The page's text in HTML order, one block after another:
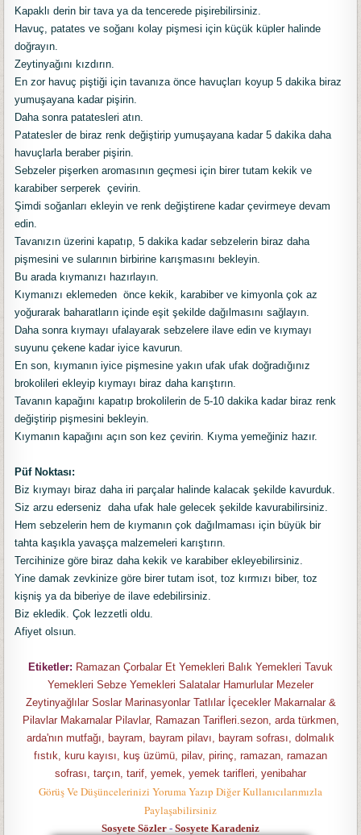
Kapaklı derin bir tava ya da tencerede pişirebilirsiniz.
Havuç, patates ve soğanı kolay pişmesi için küçük küpler halinde
doğrayın.
Zeytinyağını kızdırın.
En zor havuç piştiği için tavanıza önce havuçları koyup 5 dakika biraz
yumuşayana kadar pişirin.
Daha sonra patatesleri atın.
Patatesler de biraz renk değiştirip yumuşayana kadar 5 dakika daha
havuçlarla beraber pişirin.
Sebzeler pişerken aromasının geçmesi için birer tutam kekik ve
karabiber serperek çevirin.
Şimdi soğanları ekleyin ve renk değiştirene kadar çevirmeye devam
edin.
Tavanızın üzerini kapatıp, 5 dakika kadar sebzelerin biraz daha
pişmesini ve sularının birbirine karışmasını bekleyin.
Bu arada kıymanızı hazırlayın.
Kıymanızı eklemeden önce kekik, karabiber ve kimyonla çok az
yoğurarak baharatların içinde eşit şekilde dağılmasını sağlayın.
Daha sonra kıymayı ufalayarak sebzelere ilave edin ve kıymayı
suyunu çekene kadar iyice kavurun.
En son, kıymanın iyice pişmesine yakın ufak ufak doğradığınız
brokolileri ekleyip kıymayı biraz daha karıştırın.
Tavanın kapağını kapatıp brokolilerin de 5-10 dakika kadar biraz renk
değiştirip pişmesini bekleyin.
Kıymanın kapağını açın son kez çevirin. Kıyma yemeğiniz hazır.
Püf Noktası:
Biz kıymayı biraz daha iri parçalar halinde kalacak şekilde kavurduk.
Siz arzu ederseniz daha ufak hale gelecek şekilde kavurabilirsiniz.
Hem sebzelerin hem de kıymanın çok dağılmaması için büyük bir
tahta kaşıkla yavaşça malzemeleri karıştırın.
Tercihinize göre biraz daha kekik ve karabiber ekleyebilirsiniz.
Yine damak zevkinize göre birer tutam isot, toz kırmızı biber, toz
kişniş ya da biberiye de ilave edebilirsiniz.
Biz ekledik. Çok lezzetli oldu.
Afiyet olsıun.
Etiketler: Ramazan Çorbalar Et Yemekleri Balık Yemekleri Tavuk
Yemekleri Sebze Yemekleri Salatalar Hamurlular Mezeler
Zeytinyağlılar Soslar Marinasyonlar Tatlılar İçecekler Makarnalar &
Pilavlar Makarnalar Pilavlar, Ramazan Tarifleri.sezon, arda türkmen,
arda'nın mutfağı, bayram, bayram pilavı, bayram sofrası, dolmalık
fıstık, kuru kayısı, kuş üzümü, pilav, pirinç, ramazan, ramazan
sofrası, tarçın, tarif, yemek, yemek tarifleri, yenibahar
Görüş Ve Düşüncelerinizi Yoruma Yazıp Diğer Kullanıcılarımızla
Paylaşabilirsiniz
Sosyete Sözler - Sosyete Karadeniz